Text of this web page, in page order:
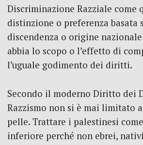
Discriminazione Razziale come
distinzione o preferenza basata
discendenza o origine
abbia lo scopo o l’effetto di
l’uguale godimento dei diritti.
Secondo il moderno Diritto dei
Razzismo non si è mai limitato
pelle. Trattare i palestinesi
inferiore perché non ebrei,